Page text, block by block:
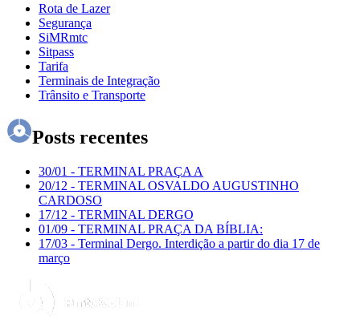
Rota de Lazer
Segurança
SiMRmtc
Sitpass
Tarifa
Terminais de Integração
Trânsito e Transporte
Posts recentes
30/01 - TERMINAL PRAÇA A
20/12 - TERMINAL OSVALDO AUGUSTINHO
CARDOSO
17/12 - TERMINAL DERGO
01/09 - TERMINAL PRAÇA DA BÍBLIA:
17/03 - Terminal Dergo. Interdição a partir do dia 17 de
março